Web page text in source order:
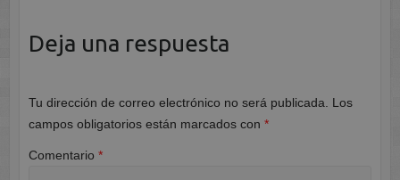
Deja una respuesta
Tu dirección de correo electrónico no será publicada.
Los
campos obligatorios están marcados con *
Comentario *